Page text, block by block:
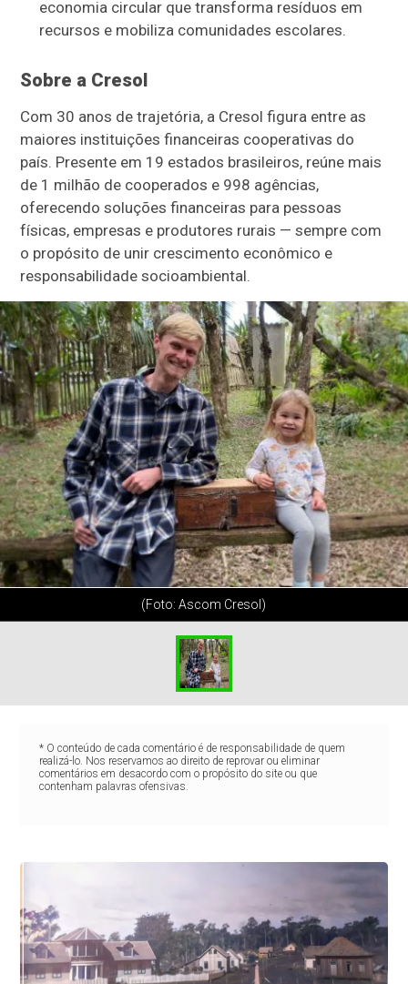
economia circular que transforma resíduos em
recursos e mobiliza comunidades escolares.
Sobre a Cresol
Com 30 anos de trajetória, a Cresol figura entre as
maiores instituições financeiras cooperativas do
país. Presente em 19 estados brasileiros, reúne mais
de 1 milhão de cooperados e 998 agências,
oferecendo soluções financeiras para pessoas
físicas, empresas e produtores rurais — sempre com
o propósito de unir crescimento econômico e
responsabilidade socioambiental.
(Foto: Ascom Cresol)
* O conteúdo de cada comentário é de responsabilidade de quem
realizá-lo. Nos reservamos ao direito de reprovar ou eliminar
comentários em desacordo com o propósito do site ou que
contenham palavras ofensivas.